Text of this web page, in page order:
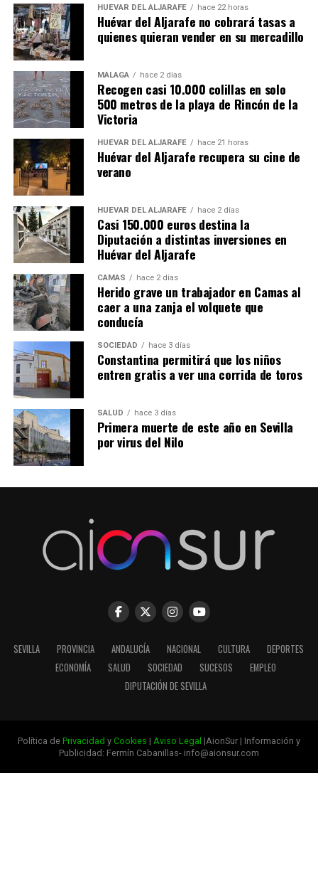
HUÉVAR DEL ALJARAFE hace 22 horas
Huévar del Aljarafe no cobrará tasas a
quienes quieran vender en su mercadillo
MÁLAGA hace 2 días
Recogen casi 10.000 colillas en solo
500 metros de la playa de Rincón de la
Victoria
HUÉVAR DEL ALJARAFE hace 21 horas
Huévar del Aljarafe recupera su cine de
verano
HUÉVAR DEL ALJARAFE hace 2 días
Casi 150.000 euros destina la
Diputación a distintas inversiones en
Huévar del Aljarafe
CAMAS hace 2 días
Herido grave un trabajador en Camas al
caer a una zanja el volquete que
conducía
SOCIEDAD hace 3 días
Constantina permitirá que los niños
entren gratis a ver una corrida de toros
SALUD hace 3 días
Primera muerte de este año en Sevilla
por virus del Nilo
SEVILLA PROVINCIA ANDALUCÍA NACIONAL CULTURA
DEPORTES
ECONOMÍA
SALUD SOCIEDAD SUCESOS
EMPLEO
DIPUTACIÓN DE SEVILLA
Política de Privacidad y Cookies | Aviso Legal |AionSur | Información y
Publicidad: Fermín Cabanillas- info@aionsur.com